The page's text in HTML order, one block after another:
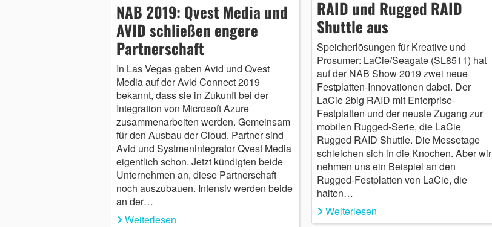
NAB 2019: Qvest Media und
AVID schließen engere
Partnerschaft
In Las Vegas gaben Avid und Qvest
Media auf der Avid Connect 2019
bekannt, dass sie in Zukunft bei der
Integration von Microsoft Azure
zusammenarbeiten werden. Gemeinsam
für den Ausbau der Cloud. Partner sind
Avid und Systmenintegrator Qvest Media
eigentlich schon. Jetzt kündigten beide
Unternehmen an, diese Partnerschaft
noch auszubauen. Intensiv werden beide
an der…
Weiterlesen
RAID und Rugged RAID
Shuttle aus
Speicherlösungen für Kreative und
Prosumer: LaCie/Seagate (SL8511) hat
auf der NAB Show 2019 zwei neue
Festplatten-Innovationen dabei. Der
LaCie 2big RAID mit Enterprise-
Festplatten und der neuste Zugang zur
mobilen Rugged-Serie, die LaCie
Rugged RAID Shuttle. Die Messetage
schleichen sich in die Knochen. Aber wir
nehmen uns ein Beispiel an den
Rugged-Festplatten von LaCie, die
halten…
Weiterlesen